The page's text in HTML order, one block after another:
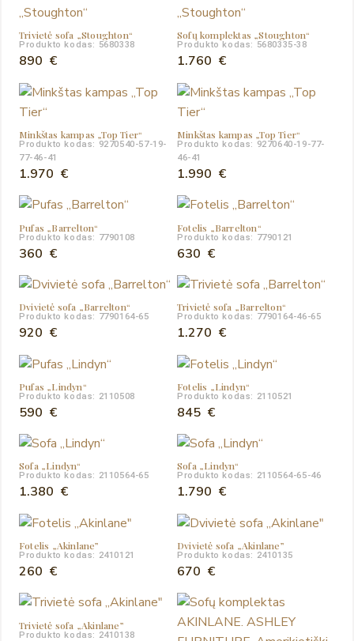
Trivietė sofa „Stoughton“
Produkto kodas: 5680338
890 €
Sofų komplektas „Stoughton“
Produkto kodas: 5680335-38
1.760 €
Minkštas kampas „Top Tier“
Produkto kodas: 9270540-57-19-
77-46-41
1.970 €
Minkštas kampas „Top Tier“
Produkto kodas: 9270640-19-77-
46-41
1.990 €
Pufas „Barrelton“
Produkto kodas: 7790108
360 €
Fotelis „Barrelton“
Produkto kodas: 7790121
630 €
Dvivietė sofa „Barrelton“
Produkto kodas: 7790164-65
920 €
Trivietė sofa „Barrelton“
Produkto kodas: 7790164-46-65
1.270 €
Pufas „Lindyn“
Produkto kodas: 2110508
590 €
Fotelis „Lindyn“
Produkto kodas: 2110521
845 €
Sofa „Lindyn“
Produkto kodas: 2110564-65
1.380 €
Sofa „Lindyn“
Produkto kodas: 2110564-65-46
1.790 €
Fotelis „Akinlane”
Produkto kodas: 2410121
260 €
Dvivietė sofa „Akinlane”
Produkto kodas: 2410135
670 €
Trivietė sofa „Akinlane”
Produkto kodas: 2410138